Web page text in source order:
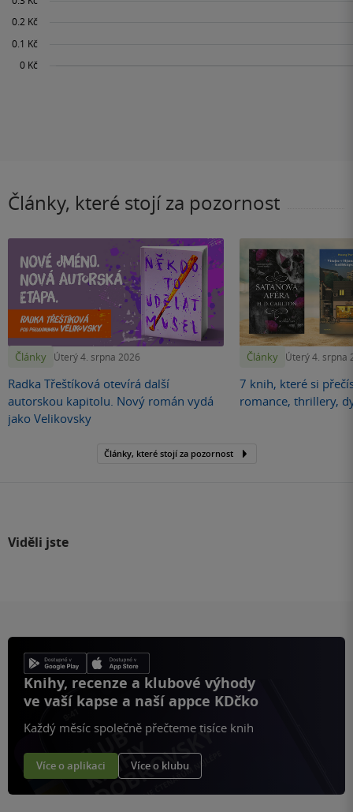
Články, které stojí za pozornost
Články Úterý 4. srpna 2026
Radka Třeštíková otevírá další
autorskou kapitolu. Nový román vydá
jako Velikovsky
Články Úterý 4. srpna
7 knih, které si
romance, thrillery,
Články, které stojí za pozornost
Viděli jste
Knihy, recenze a klubové výhody
ve vaší kapse a naší appce KDčko
Každý měsíc společně přečteme tisíce knih
Více o aplikaci Více o klubu